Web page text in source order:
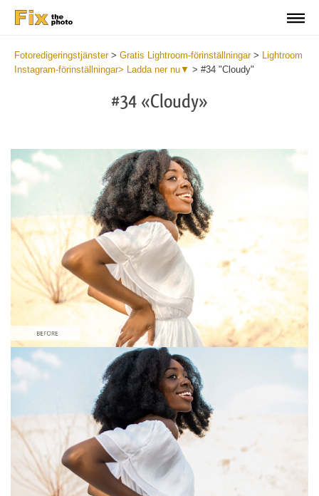
Fotoredigeringstjänster> Gratis Lightroom-förinställningar> Lightroom
Instagram-förinställningar> Ladda ner nu▼ > #34 "Cloudy"
#34 «Cloudy»
Please select
Free Instagram Preset #34
Wedding Classic
(30 Lr Presets)
Luxe Wedding
(230 Lr Presets)